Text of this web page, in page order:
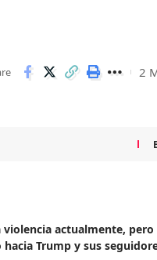
2
violencia actualmente, pero
Trump y sus